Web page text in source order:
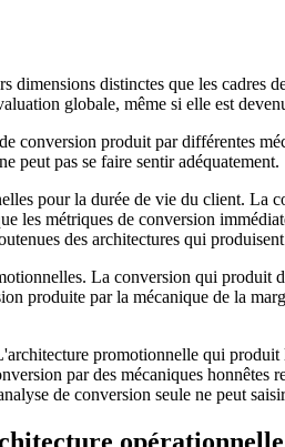
distinctes que les cadres
globale, même si elle est
produit par différentes
peut pas se faire sentir adéquatement.
pour la durée de vie du client. La
les métriques de conversion
des architectures qui
La conversion qui produit
produite par la mécanique de la
promotionnelle qui
par des mécaniques honnêtes
de conversion seule ne peut
opérationnelle